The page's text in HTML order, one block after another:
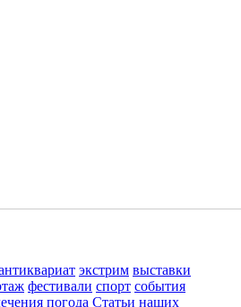
экстрим выставки
фестивали спорт события
погода Статьи наших